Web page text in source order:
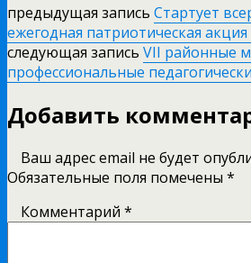
предыдущая запись Стартует
ежегодная патриотическая
следующая запись VII районные
профессиональные
Добавить
Ваш адрес email не будет
Обязательные поля помечены *
Комментарий *